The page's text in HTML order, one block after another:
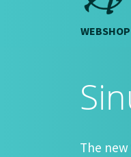
WEBSHOP
The